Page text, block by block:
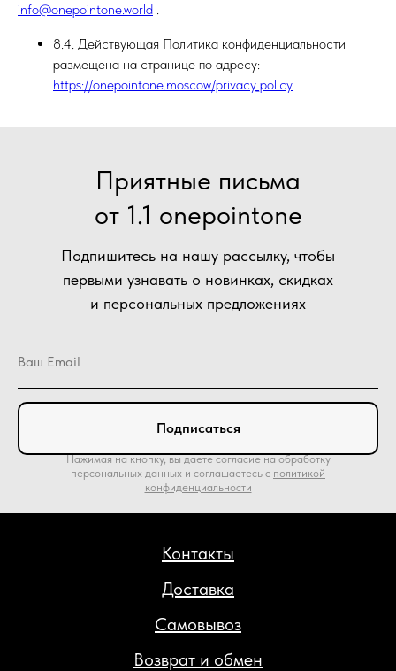
info@onepointone.world .
8.4. Действующая Политика конфиденциальности
размещена на странице по адресу:
https://onepointone.moscow/privacy_policy
Подпишитесь на нашу рассылку, чтобы
первыми узнавать о новинках, скидках
и персональных предложениях
Приятные письма
от 1.1 onepointone
Подписаться
Доставка
Возврат и обмен
Самовывоз
Контакты
Нажимая на кнопку, вы даете согласие на обработку
персональных данных и соглашаетесь c политикой
конфиденциальности